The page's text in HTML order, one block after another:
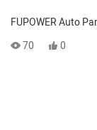
FUPOWER Auto
personalizado
70 0